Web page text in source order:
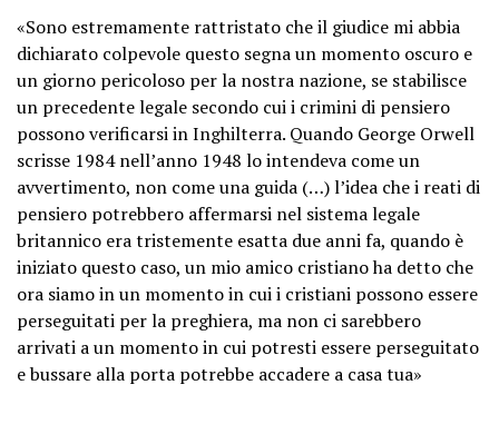
— VoxPopuli (@vpopulimedia)
October 16, 2024
«Sono estremamente rattristato che il giudice mi abbia
dichiarato colpevole questo segna un momento oscuro e
un giorno pericoloso per la nostra nazione, se stabilisce
un precedente legale secondo cui i crimini di pensiero
possono verificarsi in Inghilterra. Quando George Orwell
scrisse 1984 nell’anno 1948 lo intendeva come un
avvertimento, non come una guida (…) l’idea che i reati di
pensiero potrebbero affermarsi nel sistema legale
britannico era tristemente esatta due anni fa, quando è
iniziato questo caso, un mio amico cristiano ha detto che
ora siamo in un momento in cui i cristiani possono essere
perseguitati per la preghiera, ma non ci sarebbero
arrivati a un momento in cui potresti essere perseguitato
e bussare alla porta potrebbe accadere a casa tua»